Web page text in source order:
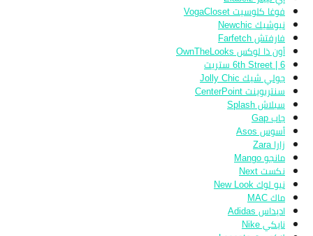
فوغا كلوسيت VogaCloset
نيوشيك Newchic
فارفتش Farfetch
أون ذا لوكس OwnTheLooks
6th Street | 6 ستريت
جولي شيك Jolly Chic
سنتربوينت CenterPoint
سبلاش Splash
جاب Gap
أسوس Asos
زارا Zara
مانجو Mango
نكست Next
نيو لوك New Look
ماك MAC
اديداس Adidas
نايكي Nike